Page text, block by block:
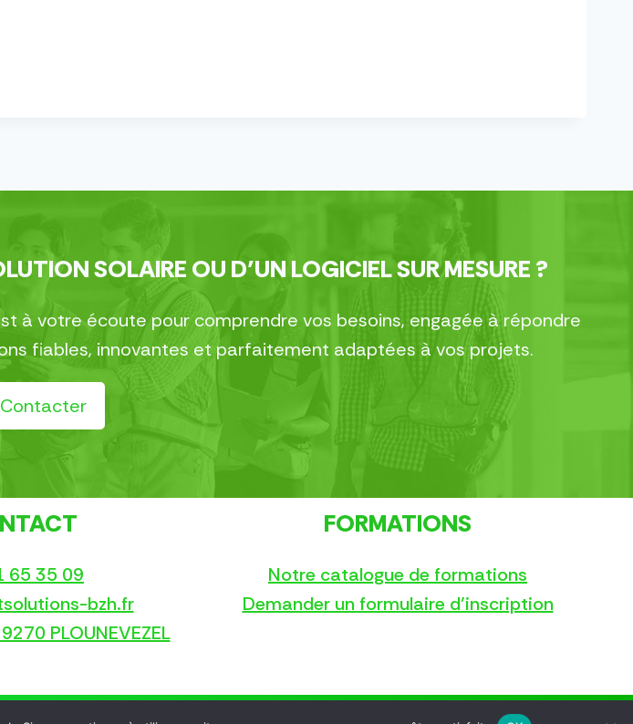
SOLAIRE OU D’UN LOGICIEL SUR MESURE ?
à votre écoute pour comprendre vos besoins, engagée à répondre
fiables, innovantes et parfaitement adaptées à vos projets.
65 35 09
bzh.fr
PLOUNEVEZEL
FORMATIONS
Notre catalogue de formations
Demander un formulaire d’inscription